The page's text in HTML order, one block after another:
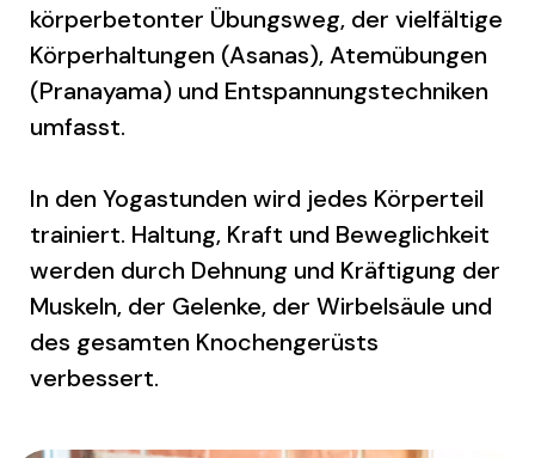
körperbetonter Übungsweg, der vielfältige
Körperhaltungen (Asanas), Atemübungen
(Pranayama) und Entspannungstechniken
umfasst.
In den Yogastunden wird jedes Körperteil
trainiert. Haltung, Kraft und Beweglichkeit
werden durch Dehnung und Kräftigung der
Muskeln, der Gelenke, der Wirbelsäule und
des gesamten Knochengerüsts
verbessert.